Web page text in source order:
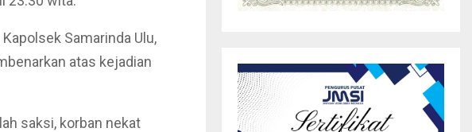
Samarinda Ulu,
atas kejadian
saksi, korban nekat